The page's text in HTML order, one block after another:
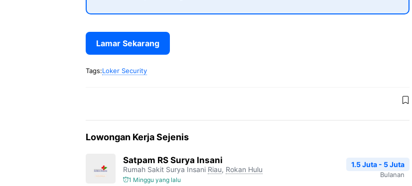
Lamar Sekarang
Tags:Loker Security
Lowongan Kerja Sejenis
Satpam RS Surya Insani
Rumah Sakit Surya Insani Riau, Rokan Hulu
1 Minggu yang lalu
1.5 Juta - 5 Juta
Bulanan